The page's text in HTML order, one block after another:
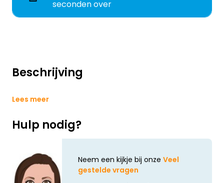
Beschrijving
Lees meer
Hulp nodig?
Neem een kijkje bij onze Veel
gestelde vragen
seconden over